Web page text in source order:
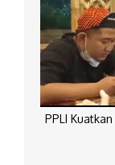
PPLI